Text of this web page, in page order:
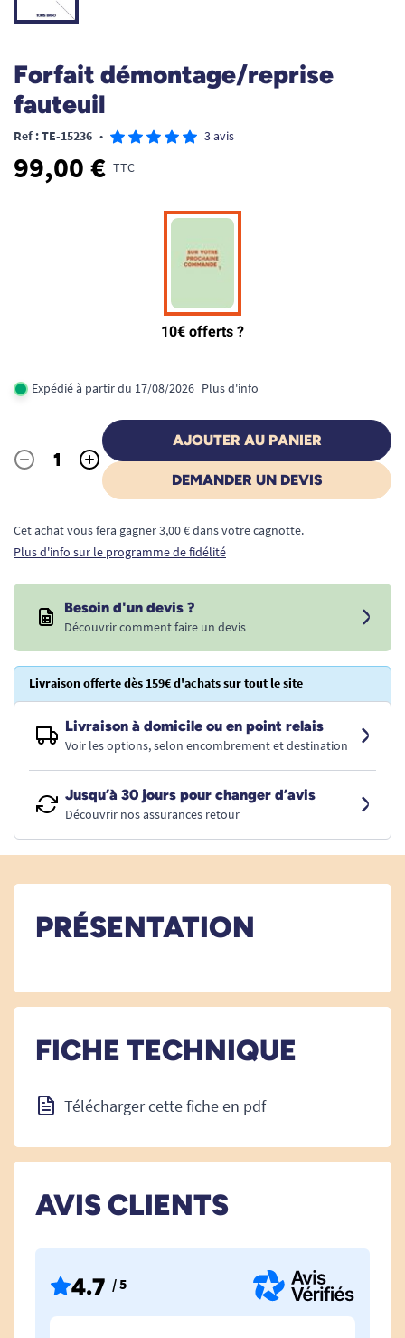
Forfait démontage/reprise
fauteuil
Ref : TE-15236 • 3 avis
99,00 € TTC
Expédié à partir du 17/08/2026 Plus d'info
Quantité
- +
AJOUTER AU PANIER
DEMANDER UN DEVIS
Cet achat vous fera gagner 3,00 € dans votre cagnotte.
Plus d'info sur le programme de fidélité
Besoin d'un devis ?
Découvrir comment faire un devis
Livraison offerte dès 159€ d'achats sur tout le site
Livraison à domicile ou en point relais
Voir les options, selon encombrement et destination
Jusqu’à 30 jours pour changer d’avis
Découvrir nos assurances retour
PRÉSENTATION
FICHE TECHNIQUE
Télécharger cette fiche en pdf
AVIS CLIENTS
4.7 / 5